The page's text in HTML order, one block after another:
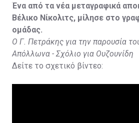
Ένα από τα νέα μεταγραφικά
Βέλικο Νίκολιτς, μίλησε στο
ομάδας.
Ο Γ. Πετράκης για την παρουσία
Απόλλωνα - Σχόλιο για Ουζουνίδη
Δείτε το σχετικό βίντεο: